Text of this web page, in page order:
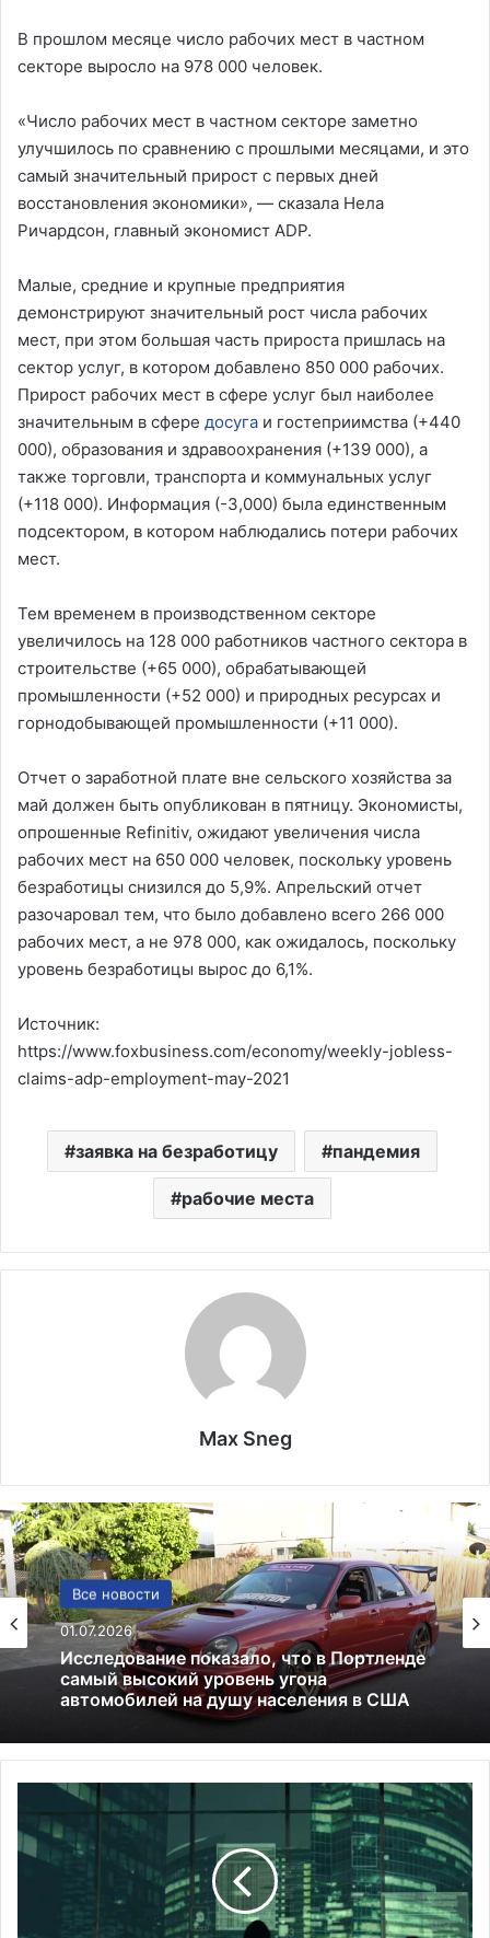
В прошлом месяце число рабочих мест в частном
секторе выросло на 978 000 человек.
«Число рабочих мест в частном секторе заметно
улучшилось по сравнению с прошлыми месяцами, и это
самый значительный прирост с первых дней
восстановления экономики», — сказала Нела
Ричардсон, главный экономист ADP.
Малые, средние и крупные предприятия
демонстрируют значительный рост числа рабочих
мест, при этом большая часть прироста пришлась на
сектор услуг, в котором добавлено 850 000 рабочих.
Прирост рабочих мест в сфере услуг был наиболее
значительным в сфере досуга и гостеприимства (+440
000), образования и здравоохранения (+139 000), а
также торговли, транспорта и коммунальных услуг
(+118 000). Информация (-3,000) была единственным
подсектором, в котором наблюдались потери рабочих
мест.
Тем временем в производственном секторе
увеличилось на 128 000 работников частного сектора в
строительстве (+65 000), обрабатывающей
промышленности (+52 000) и природных ресурсах и
горнодобывающей промышленности (+11 000).
Отчет о заработной плате вне сельского хозяйства за
май должен быть опубликован в пятницу. Экономисты,
опрошенные Refinitiv, ожидают увеличения числа
рабочих мест на 650 000 человек, поскольку уровень
безработицы снизился до 5,9%. Апрельский отчет
разочаровал тем, что было добавлено всего 266 000
рабочих мест, а не 978 000, как ожидалось, поскольку
уровень безработицы вырос до 6,1%.
Источник:
https://www.foxbusiness.com/economy/weekly-jobless-
claims-adp-employment-may-2021
заявка на безработицу пандемия
рабочие места
Max Sneg
Все новости
01.07.2026
Исследование показало, что в Портленде
самый высокий уровень угона
автомобилей на душу населения в США
США
13.06.2025
Америка имеет огромный избыток сыра
с